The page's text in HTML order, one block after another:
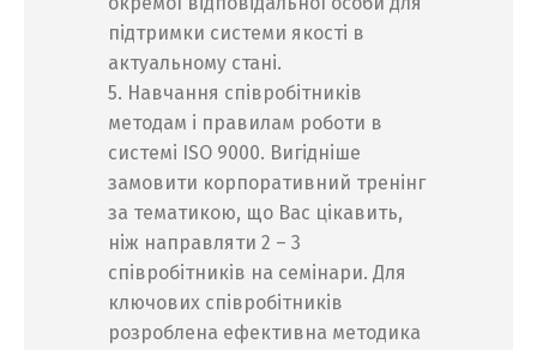
підтримки системи якості в
актуальному стані.
5. Навчання співробітників
методам і правилам роботи в
системі ISO 9000. Вигідніше
замовити корпоративний тренінг
за тематикою, що Вас цікавить,
ніж направляти 2 – 3
співробітників на семінари. Для
ключових співробітників
розроблена ефективна методика